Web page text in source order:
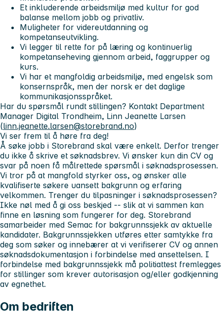
Et inkluderende arbeidsmiljø med kultur for god
balanse mellom jobb og privatliv.
Muligheter for videreutdanning og
kompetanseutvikling.
Vi legger til rette for på læring og kontinuerlig
kompetanseheving gjennom arbeid, faggrupper og
kurs.
Vi har et mangfoldig arbeidsmiljø, med engelsk som
konsernspråk, men der norsk er det daglige
kommunikasjonsspråket.
Har du spørsmål rundt stillingen? Kontakt Department
Manager Digital Trondheim, Linn Jeanette Larsen
(linn.jeanette.larsen@storebrand.no)
Vi ser frem til å høre fra deg!
Å søke jobb i Storebrand skal være enkelt. Derfor trenger
du ikke å skrive et søknadsbrev. Vi ønsker kun din CV og
svar på noen få målrettede spørsmål i søknadsprosessen.
Vi tror på at mangfold styrker oss, og ønsker alle
kvalifiserte søkere uansett bakgrunn og erfaring
velkommen. Trenger du tilpasninger i søknadsprosessen?
Ikke nøl med å gi oss beskjed -- slik at vi sammen kan
finne en løsning som fungerer for deg. Storebrand
samarbeider med Semac for bakgrunnssjekk av aktuelle
kandidater. Bakgrunnssjekken utføres etter samtykke fra
deg som søker og innebærer at vi verifiserer CV og annen
søknadsdokumentasjon i forbindelse med ansettelsen. I
forbindelse med bakgrunnssjekk må politiattest fremlegges
for stillinger som krever autorisasjon og/eller godkjenning
av egnethet.
Om bedriften